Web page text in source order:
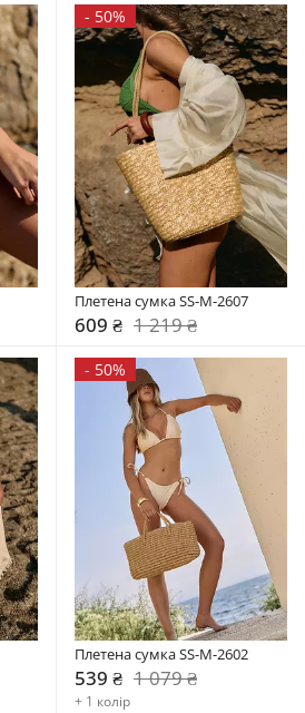
- 50%
Плетена сумка SS-M-2607
609 ₴ 1 219 ₴
- 50%
Плетена сумка SS-M-2602
539 ₴ 1 079 ₴
+ 1 колір